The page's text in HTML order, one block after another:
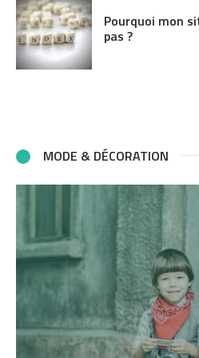
Pourquoi mon
pas ?
MODE & DÉCORATION